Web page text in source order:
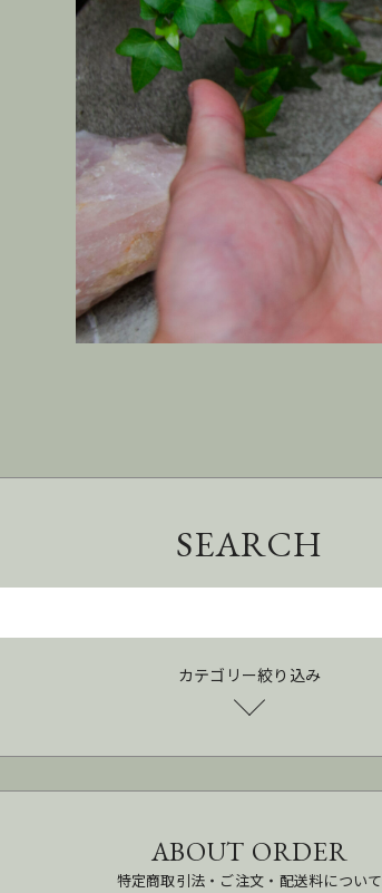
SEARCH
カテゴリー絞り込み
ABOUT ORDER
特定商取引法・ご注文・配送料について